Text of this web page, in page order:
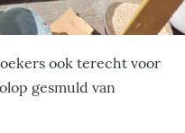
ook terecht voor
gesmuld van